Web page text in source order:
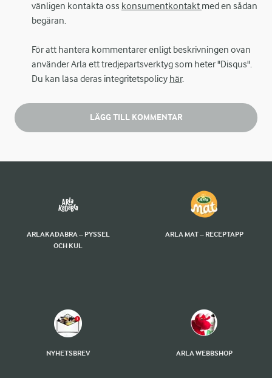
vänligen kontakta oss konsumentkontakt med en sådan
begäran.
För att hantera kommentarer enligt beskrivningen ovan
använder Arla ett tredjepartsverktyg som heter "Disqus".
Du kan läsa deras integritetspolicy här.
LÄGG TILL KOMMENTAR
ARLAKADABRA – PYSSEL
OCH KUL
ARLA MAT – RECEPTAPP
NYHETSBREV ARLA WEBBSHOP